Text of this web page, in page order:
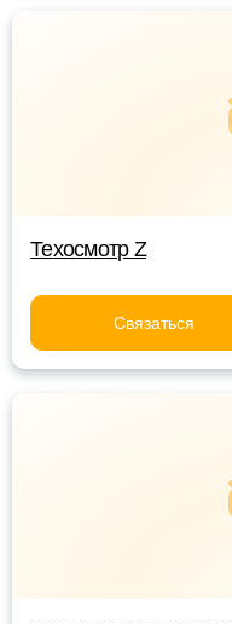
Техосмотр Z
Связаться